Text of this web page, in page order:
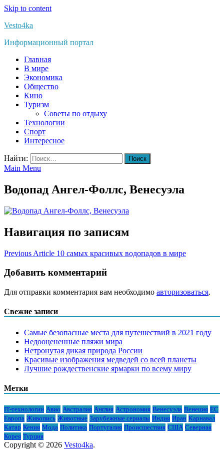
Skip to content
Vesto4ka
Информационный портал
Главная
В мире
Экономика
Общество
Кино
Туризм
Советы по отдыху
Технологии
Спорт
Интересное
Найти:
Main Menu
Водопад Ангел-Фоллс, Венесуэла
Навигация по записям
Previous Article 10 самых красивых водопадов в мире
Добавить комментарий
Для отправки комментария вам необходимо авторизоваться.
Свежие записи
Самые безопасные места для путешествий в 2021 году
Недооцененные пляжи мира
Нетронутая дикая природа России
Красивые изображения медведей со всей планеты
Лучшие рождественские ярмарки по всему миру
Метки
IT-технологии Авио Австралия Англия Астрономия Венесуэла Венеция ЕС
Европа Живопись Животные Зарубежные сериалы Индия Иран Карнавал
Катар Кения Мода Политика Португалия Происшествия США Северная
Корея Турция
Copyright © 2026 Vesto4ka.